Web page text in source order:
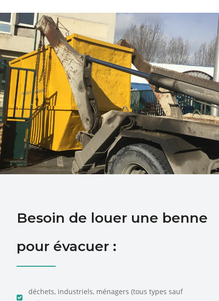
Besoin de louer une benne
pour évacuer :
déchets, industriels, ménagers (tous types sauf